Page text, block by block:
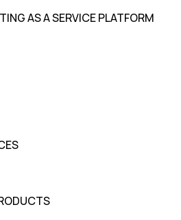
AS A SERVICE PLATFORM